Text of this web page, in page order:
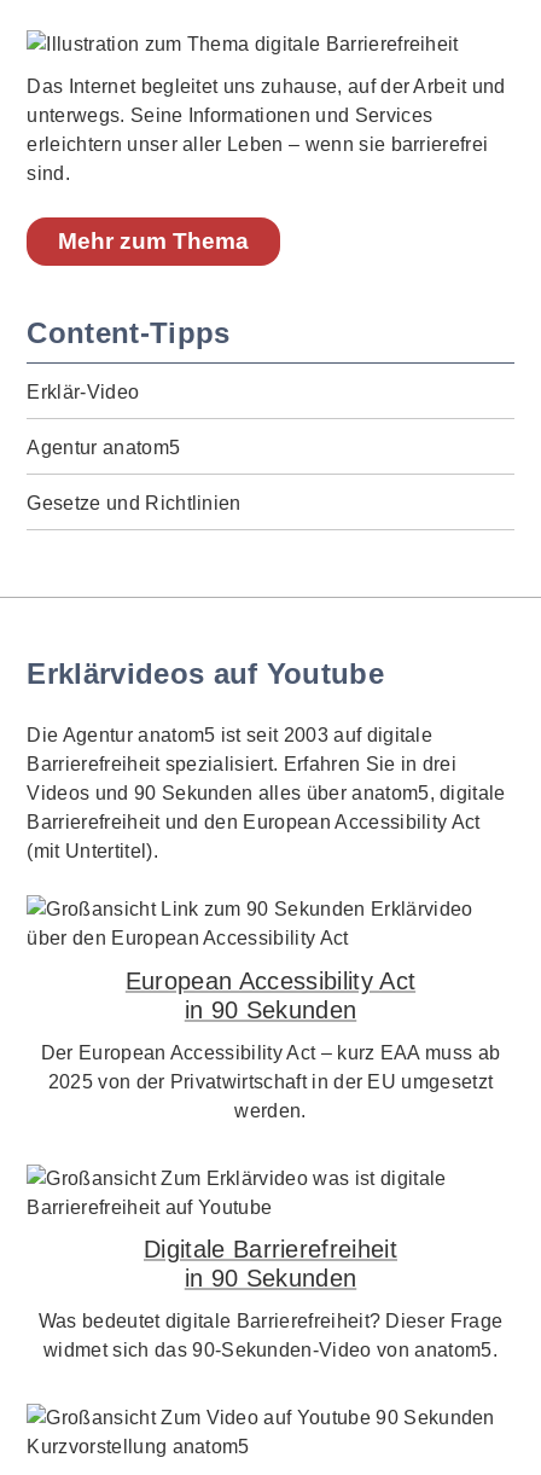
Das Internet begleitet uns zuhause, auf der Arbeit und
unterwegs. Seine Informationen und Services
erleichtern unser aller Leben – wenn sie barrierefrei
sind.
Mehr zum Thema
Content-Tipps
Erklär-Video
Agentur anatom5
Gesetze und Richtlinien
Erklärvideos auf Youtube
Die Agentur anatom5 ist seit 2003 auf digitale
Barrierefreiheit spezialisiert. Erfahren Sie in drei
Videos und 90 Sekunden alles über anatom5, digitale
Barrierefreiheit und den European Accessibility Act
(mit Untertitel).
European Accessibility Act
in 90 Sekunden
Der European Accessibility Act – kurz EAA muss ab
2025 von der Privatwirtschaft in der EU umgesetzt
werden.
Digitale Barrierefreiheit
in 90 Sekunden
Was bedeutet digitale Barrierefreiheit? Dieser Frage
widmet sich das 90-Sekunden-Video von anatom5.